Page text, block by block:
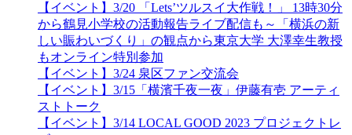
【イベント】3/20 「Lets’ツルスイ大作戦！」 13時30分
から鶴見小学校の活動報告ライブ配信も～「横浜の新
しい賑わいづくり」の観点から東京大学 大澤幸生教授
もオンライン特別参加
【イベント】3/24 泉区ファン交流会
【イベント】3/15「横濱千夜一夜」伊藤有壱 アーティ
ストトーク
【イベント】3/14 LOCAL GOOD 2023 プロジェクトレ